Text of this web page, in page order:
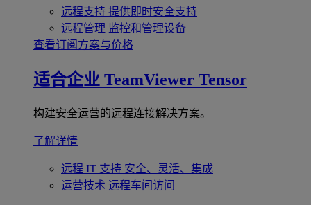
远程支持 提供即时安全支持
远程管理 监控和管理设备
查看订阅方案与价格
适合企业 TeamViewer Tensor
构建安全运营的远程连接解决方案。
了解详情
远程 IT 支持 安全、灵活、集成
运营技术 远程车间访问